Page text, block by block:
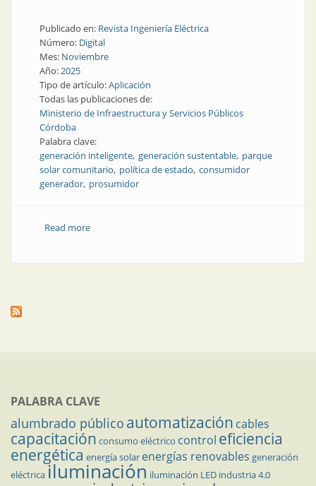
Publicado en: Revista Ingeniería Eléctrica
Número: Digital
Mes: Noviembre
Año:2025
Tipo de artículo:Aplicación
Todas las publicaciones de:
Ministerio de Infraestructura y Servicios Públicos
Córdoba
Palabra clave:
generación inteligente generación sustentable parque
solar comunitario política de estado consumidor
generador prosumidor
Read moreabout Córdoba: líder en generación distribuida
PALABRA CLAVE
alumbrado público automatización cables
capacitación consumo eléctrico control eficiencia
energética energía solar energías renovables generación
eléctricailuminación iluminación LED industria 4.0